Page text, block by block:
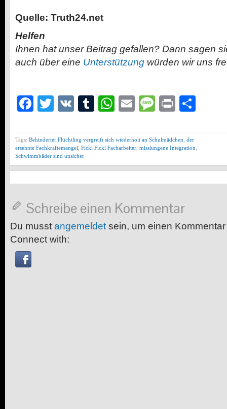
Quelle: Truth24.net
Helfen
Ihnen hat unser Beitrag gefallen? Dann sagen
auch über eine Unterstützung würden wir uns
Facebook
Twitter
VK Tumblr
WhatsApp
EmailMessage
Print
Tags: Behinderter Flüchtling vergreift sich wiederholt an Schulmädchen der
ersehnte Fachkräftemangel Ficki Ficki Facharbeiter misslungene Integration
Schwimmbäder sind unsicher
Schreibe einen Kommentar
Du musst angemeldet sein, um einen
Connect with: